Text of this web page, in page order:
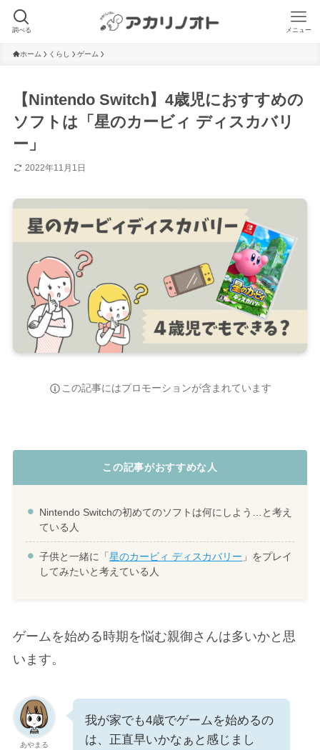
調べる メニュー
ホーム くらし ゲーム
【Nintendo Switch】4歳児におすすめの
ソフトは「星のカービィ ディスカバリ
ー」
2022年11月1日
この記事にはプロモーションが含まれています
この記事がおすすめな人
Nintendo Switchの初めてのソフトは何にしよう…と考え
ている人
子供と一緒に「星のカービィ ディスカバリー 」をプレイ
してみたいと考えている人
ゲームを始める時期を悩む親御さんは多いかと思
います。
あやまる
我が家でも4歳でゲームを始めるの
は、正直早いかなぁと感じまし